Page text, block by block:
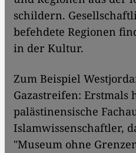
schildern.
befehdete Regionen
in der Kultur.
Zum Beispiel
Gazastreifen: Erstmals
palästinensische
Islamwissenschaftler,
"Museum ohne